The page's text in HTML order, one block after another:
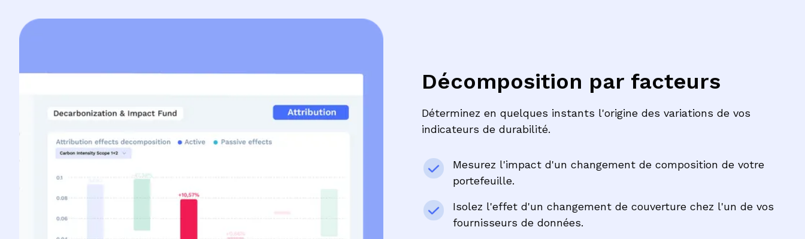
Décomposition par facteurs
Déterminez en quelques instants l'origine des variations de vos
indicateurs de durabilité.
Mesurez l'impact d'un changement de composition de votre
portefeuille.
Isolez l'effet d'un changement de couverture chez l'un de vos
fournisseurs de données.